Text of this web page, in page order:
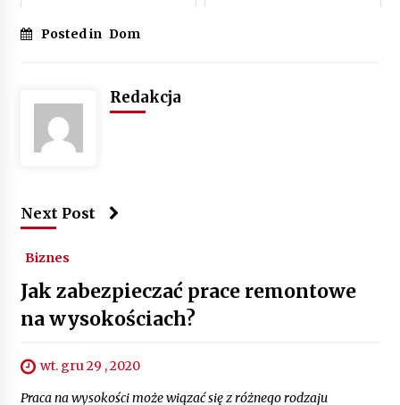
Posted in Dom
Redakcja
Next Post
Biznes
Jak zabezpieczać prace remontowe
na wysokościach?
wt. gru 29 , 2020
Praca na wysokości może wiązać się z różnego rodzaju